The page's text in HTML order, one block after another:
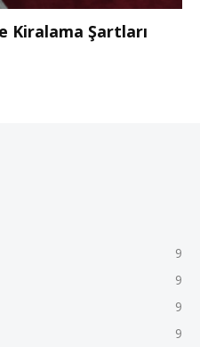
Kiralama Şartları
9
9
9
9